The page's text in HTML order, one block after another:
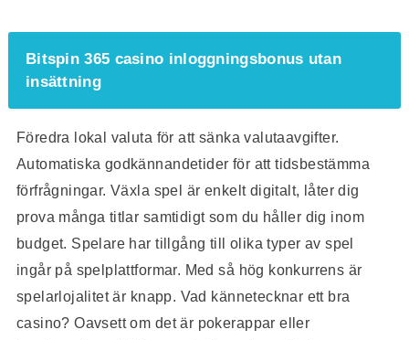
Bitspin 365 casino inloggningsbonus utan
insättning
Föredra lokal valuta för att sänka valutaavgifter.
Automatiska godkännandetider för att tidsbestämma
förfrågningar. Växla spel är enkelt digitalt, låter dig
prova många titlar samtidigt som du håller dig inom
budget. Spelare har tillgång till olika typer av spel
ingår på spelplattformar. Med så hög konkurrens är
spelarlojalitet är knapp. Vad kännetecknar ett bra
casino? Oavsett om det är pokerappar eller